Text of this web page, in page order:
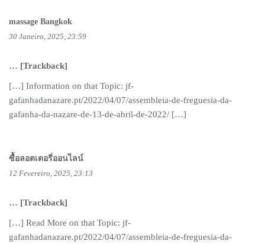
massage Bangkok
30 Janeiro, 2025, 23:59
… [Trackback]
[…] Information on that Topic: jf-
gafanhadanazare.pt/2022/04/07/assembleia-de-freguesia-da-
gafanha-da-nazare-de-13-de-abril-de-2022/ […]
ซื้อลอตเตอรี่ออนไลน์
12 Fevereiro, 2025, 23:13
… [Trackback]
[…] Read More on that Topic: jf-
gafanhadanazare.pt/2022/04/07/assembleia-de-freguesia-da-